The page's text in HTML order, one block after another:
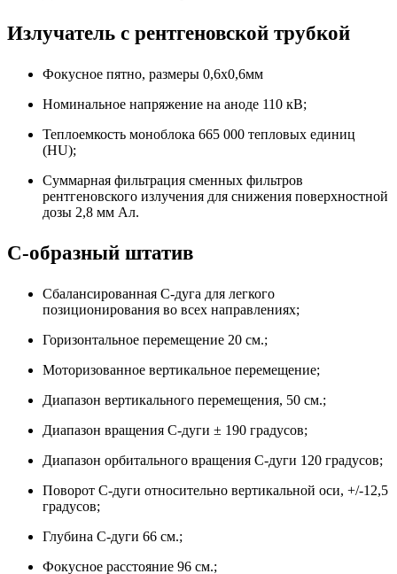
Излучатель с рентгеновской трубкой
Фокусное пятно, размеры 0,6х0,6мм
Номинальное напряжение на аноде 110 кВ;
Теплоемкость моноблока 665 000 тепловых единиц
(HU);
Суммарная фильтрация сменных фильтров
рентгеновского излучения для снижения поверхностной
дозы 2,8 мм Ал.
С-образный штатив
Сбалансированная С-дуга для легкого
позиционирования во всех направлениях;
Горизонтальное перемещение 20 см.;
Моторизованное вертикальное перемещение;
Диапазон вертикального перемещения, 50 см.;
Диапазон вращения С-дуги ± 190 градусов;
Диапазон орбитального вращения С-дуги 120 градусов;
Поворот С-дуги относительно вертикальной оси, +/-12,5
градусов;
Глубина С-дуги 66 см.;
Фокусное расстояние 96 см.;